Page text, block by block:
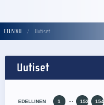
ETUSIVU Uutiset
Uutiset
EDELLINEN 1 153 154